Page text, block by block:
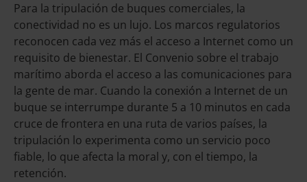
Para la tripulación de buques comerciales, la
conectividad no es un lujo. Los marcos regulatorios
reconocen cada vez más el acceso a Internet como un
requisito de bienestar. El Convenio sobre el trabajo
marítimo aborda el acceso a las comunicaciones para
la gente de mar. Cuando la conexión a Internet de un
buque se interrumpe durante 5 a 10 minutos en cada
cruce de frontera en una ruta de varios países, la
tripulación lo experimenta como un servicio poco
fiable, lo que afecta la moral y, con el tiempo, la
retención.